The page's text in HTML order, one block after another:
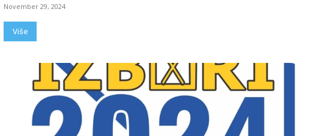
November 29, 2024
Više